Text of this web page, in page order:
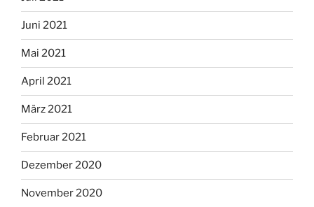
Juni 2021
Mai 2021
April 2021
März 2021
Februar 2021
Dezember 2020
November 2020